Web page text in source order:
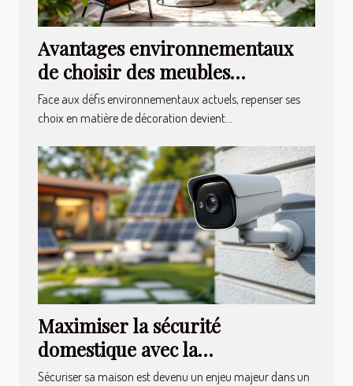
Avantages environnementaux
de choisir des meubles
industriels
Face aux défis environnementaux actuels, repenser ses
choix en matière de décoration devient...
Maximiser la sécurité
domestique avec la
vidéosurveillance solaire
Sécuriser sa maison est devenu un enjeu majeur dans un